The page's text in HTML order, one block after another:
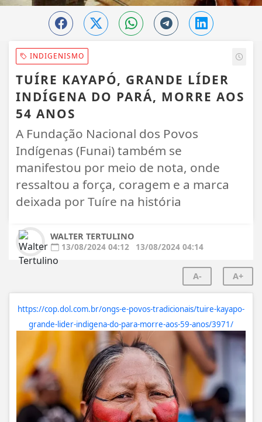
INDIGENISMO
TUÍRE KAYAPÓ, GRANDE LÍDER
INDÍGENA DO PARÁ, MORRE AOS
54 ANOS
A Fundação Nacional dos Povos
Indígenas (Funai) também se
manifestou por meio de nota, onde
ressaltou a força, coragem e a marca
deixada por Tuíre na história
WALTER TERTULINO
13/08/2024 04:12
13/08/2024 04:14
A- A+
https://cop.dol.com.br/ongs-e-povos-tradicionais/tuire-kayapo-
grande-lider-indigena-do-para-morre-aos-59-anos/3971/